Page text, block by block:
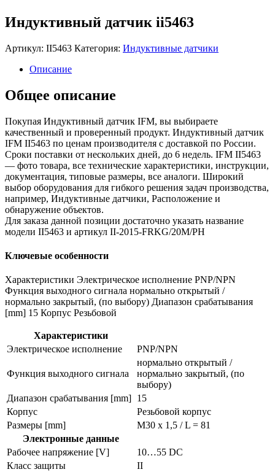
Индуктивный датчик ii5463
Артикул: II5463 Категория: Индуктивные датчики
Описание
Общее описание
Покупая Индуктивный датчик IFM, вы выбираете
качественный и проверенный продукт. Индуктивный датчик
IFM II5463 по ценам производителя с доставкой по России.
Сроки поставки от нескольких дней, до 6 недель. IFM II5463
— фото товара, все технические характеристики, инструкции,
документация, типовые размеры, все аналоги. Широкий
выбор оборудования для гибкого решения задач производства,
например, Индуктивные датчики, Расположение и
обнаружение объектов.
Для заказа данной позиции достаточно указать название
модели II5463 и артикул II-2015-FRKG/20M/PH
Ключевые особенности
Характеристики Электрическое исполнение PNP/NPN
Функция выходного сигнала нормально открытый /
нормально закрытый, (по выбору) Диапазон срабатывания
[mm] 15 Корпус Резьбовой
Характеристики
Электрическое исполнение
PNP/NPN
Функция выходного сигнала
нормально открытый /
нормально закрытый, (по
выбору)
Диапазон срабатывания [mm] 15
Корпус
Резьбовой корпус
Размеры [mm]
M30 x 1,5 / L = 81
Электронные данные
Рабочее напряжение [V]
10…55 DC
Класс защиты
II